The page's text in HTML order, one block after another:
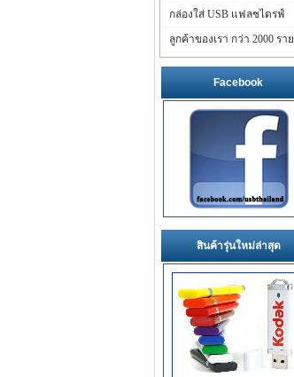
กล่องใส่ USB แฟลชไดรฟ์
ลูกค้าของเรา กว่า 2000 ราย
Facebook
สินค้ารุ่นใหม่ล่าสุด